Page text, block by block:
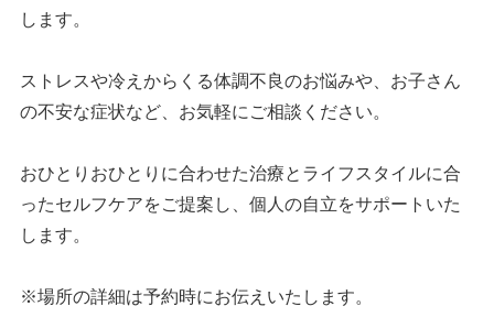
します。
ストレスや冷えからくる体調不良のお悩みや、お子さん
の不安な症状など、お気軽にご相談ください。
おひとりおひとりに合わせた治療とライフスタイルに合
ったセルフケアをご提案し、個人の自立をサポートいた
します。
※場所の詳細は予約時にお伝えいたします。